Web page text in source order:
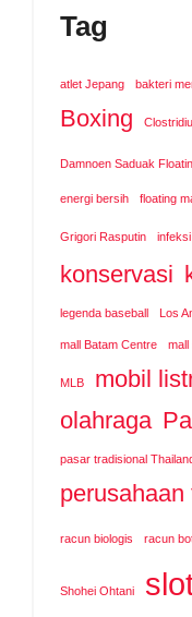
Tag
atlet Jepang bakteri
Boxing
Damnoen Saduak
energi bersih floating
Grigori Rasputin
konservasi
legenda baseball Los
mall Batam Centre mall
MLB mobil
olahraga
pasar tradisional
perusahaan
racun biologis racun
Shohei Ohtani